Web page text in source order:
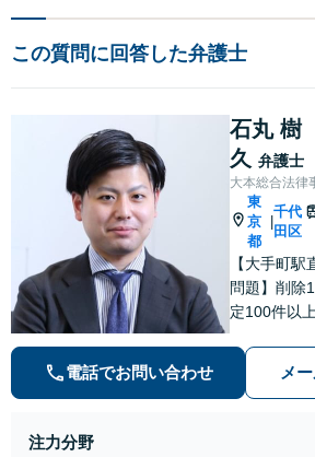
この質問に回答した弁護士
石丸 樹
久 弁護士
大本総合法律
東
京
都
千代
田区
【大手町
問題】削除
定100件以
打切り延長
お任せを。
電話でお問い合わせ メ
注力分野